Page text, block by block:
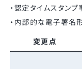
・認定タイムスタン
・内部的な電子署名
変更点